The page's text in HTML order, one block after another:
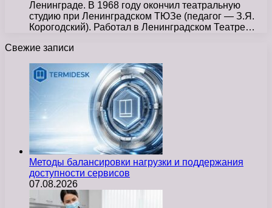
Ленинграде. В 1968 году окончил театральную
студию при Ленинградском ТЮЗе (педагог — З.Я.
Корогодский). Работал в Ленинградском Театре…
Свежие записи
Методы балансировки нагрузки и поддержания
доступности сервисов
07.08.2026